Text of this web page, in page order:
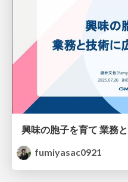
興味の胞子を育て 業務
fumiyasac0921